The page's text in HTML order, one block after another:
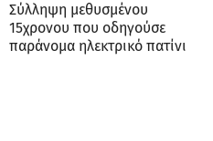
Σύλληψη μεθυσμένου
15χρονου που οδηγούσε
παράνομα ηλεκτρικό πατίνι